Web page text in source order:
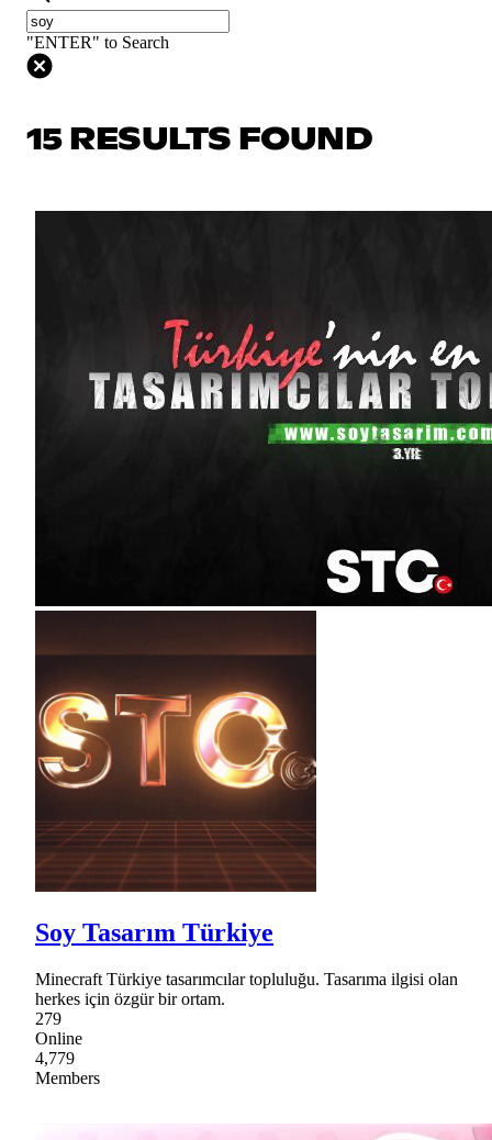
"ENTER" to Search
15 RESULTS FOUND
Soy Tasarım Türkiye
Minecraft Türkiye tasarımcılar topluluğu. Tasarıma ilgisi olan
herkes için özgür bir ortam.
279
Online
4,779
Members